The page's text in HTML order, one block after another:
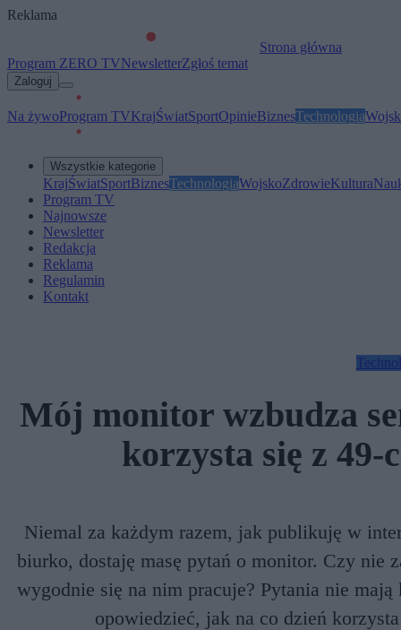
Reklama
Strona główna
Program ZERO TVNewsletterZgłoś temat
Zaloguj
Na żywoProgram TVKrajŚwiatSportOpinieBiznesTechnologia
Wszystkie kategorie
KrajŚwiatSportBiznesTechnologiaWojskoZdrowieKultura
Program TV
Najnowsze
Newsletter
Redakcja
Reklama
Regulamin
Kontakt
Mój monitor wzbudza
korzysta się z 49-
Niemal za każdym razem, jak publikuję w
biurko, dostaję masę pytań o monitor. Czy nie
wygodnie się na nim pracuje? Pytania nie
opowiedzieć, jak na co dzień